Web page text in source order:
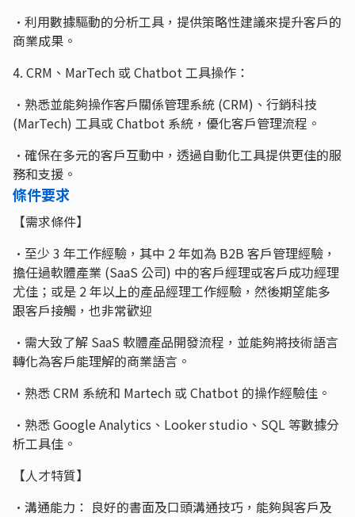
•利用數據驅動的分析工具，提供策略性建議來提升客戶的
商業成果。
4. CRM、MarTech 或 Chatbot 工具操作：
•熟悉並能夠操作客戶關係管理系統 (CRM)、行銷科技
(MarTech) 工具或 Chatbot 系統，優化客戶管理流程。
•確保在多元的客戶互動中，透過自動化工具提供更佳的服
務和支援。
條件要求
【需求條件】
•至少 3 年工作經驗，其中 2 年如為 B2B 客戶管理經驗，
擔任過軟體產業 (SaaS 公司) 中的客戶經理或客戶成功經理
尤佳；或是 2 年以上的產品經理工作經驗，然後期望能多
跟客戶接觸，也非常歡迎
•需大致了解 SaaS 軟體產品開發流程，並能夠將技術語言
轉化為客戶能理解的商業語言。
•熟悉 CRM 系統和 Martech 或 Chatbot 的操作經驗佳。
•熟悉 Google Analytics、Looker studio、SQL 等數據分
析工具佳。
【人才特質】
•溝通能力： 良好的書面及口頭溝通技巧，能夠與客戶及